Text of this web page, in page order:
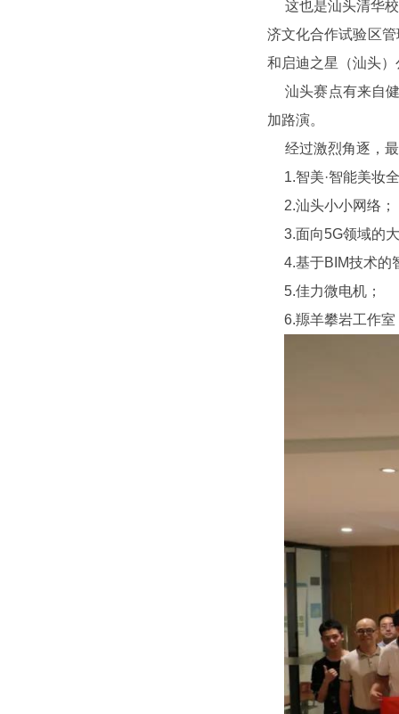
这也是汕头清华
济文化合作试验区
和启迪之星（汕头
汕头赛点有来自
加路演。
经过激烈角逐，
1.智美·智能美妆
2.汕头小小网络；
3.面向5G领域的
4.基于BIM技术的
5.佳力微电机；
6.羱羊攀岩工作室